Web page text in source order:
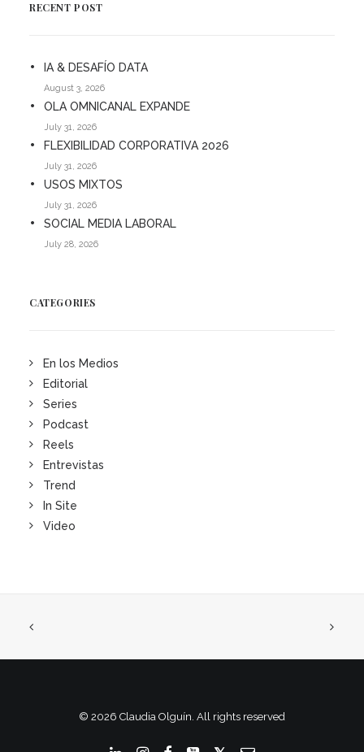
RECENT POST
IA & DESAFÍO DATA
August 3, 2026
OLA OMNICANAL EXPANDE
July 31, 2026
FLEXIBILIDAD CORPORATIVA 2026
July 31, 2026
USOS MIXTOS
July 31, 2026
SOCIAL MEDIA LABORAL
July 28, 2026
CATEGORIES
En los Medios
Editorial
Series
Podcast
Reels
Entrevistas
Trend
In Site
Video
© 2026 Claudia Olguín. All rights reserved